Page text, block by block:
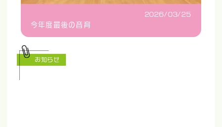
2026/03/25
今年度最後の音育
お知らせ